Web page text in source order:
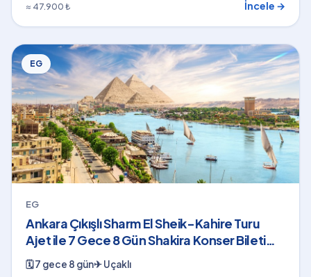
≈ 47.900 ₺
İncele →
EG
EG
Ankara Çıkışlı Sharm El Sheik-Kahire Turu
Ajet ile 7 Gece 8 Gün Shakira Konser Bileti
Dahil
🗓7 gece 8 gün✈Uçaklı